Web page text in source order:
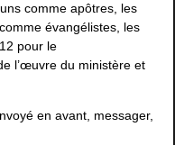
comme apôtres, les
évangélistes, les
pour le
l’œuvre du ministère et
en avant, messager,